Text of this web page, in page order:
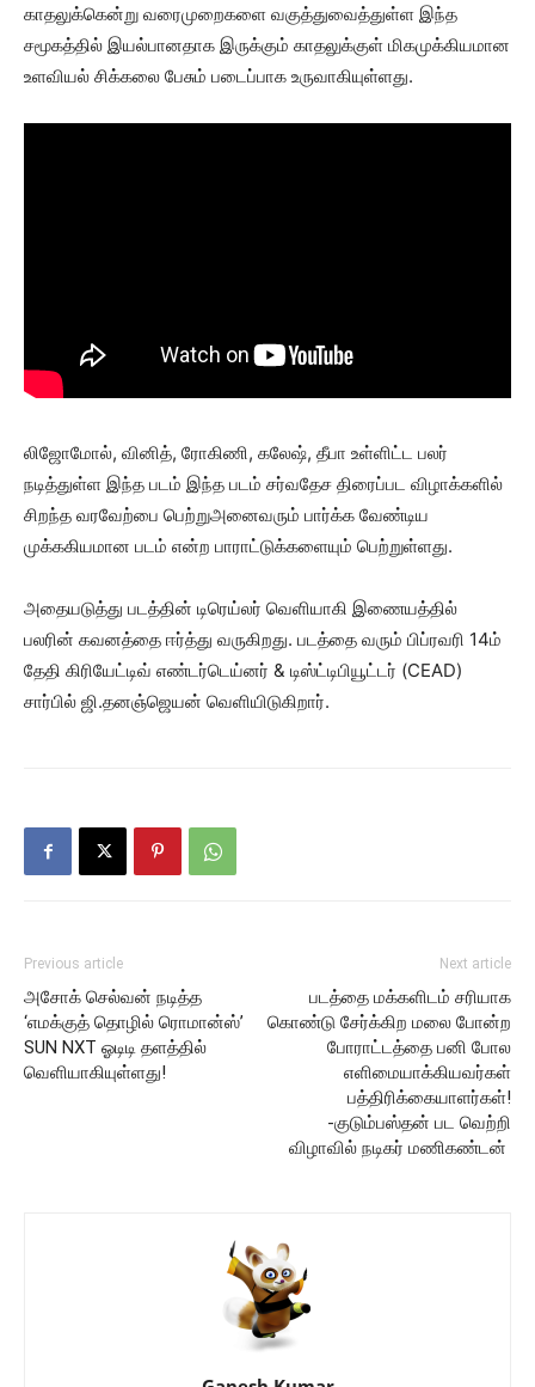
காதலுக்கென்று வரைமுறைகளை வகுத்துவைத்துள்ள இந்த
சமூகத்தில் இயல்பானதாக இருக்கும் காதலுக்குள் மிகமுக்கியமான
உளவியல் சிக்கலை பேசும் படைப்பாக உருவாகியுள்ளது.
லிஜோமோல், வினித், ரோகிணி, கலேஷ், தீபா உள்ளிட்ட பலர்
நடித்துள்ள இந்த படம் இந்த படம் சர்வதேச திரைப்பட விழாக்களில்
சிறந்த வரவேற்பை பெற்றுஅனைவரும் பார்க்க வேண்டிய
முக்ககியமான படம் என்ற பாராட்டுக்களையும் பெற்றுள்ளது.
அதையடுத்து படத்தின் டிரெய்லர் வெளியாகி இணையத்தில்
பலரின் கவனத்தை ஈர்த்து வருகிறது. படத்தை வரும் பிப்ரவரி 14ம்
தேதி கிரியேட்டிவ் எண்டர்டெய்னர் & டிஸ்ட்டிபியூட்டர் (CEAD)
சார்பில் ஜி.தனஞ்ஜெயன் வெளியிடுகிறார்.
Previous article
அசோக் செல்வன் நடித்த
‘எமக்குத் தொழில் ரொமான்ஸ்’
SUN NXT ஓடிடி தளத்தில்
வெளியாகியுள்ளது!
Next article
படத்தை மக்களிடம் சரியாக
கொண்டு சேர்க்கிற மலை போன்ற
போராட்டத்தை பனி போல
எளிமையாக்கியவர்கள்
பத்திரிக்கையாளர்கள்!
-குடும்பஸ்தன் பட வெற்றி
விழாவில் நடிகர் மணிகண்டன்